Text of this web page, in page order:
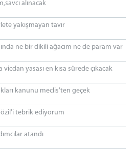
alınacak
yakışmayan tavır
ne bir dikili ağacım ne de param var
vicdan yasası en kısa sürede çıkacak
kanunu meclis'ten geçek
tebrik ediyorum
atandı